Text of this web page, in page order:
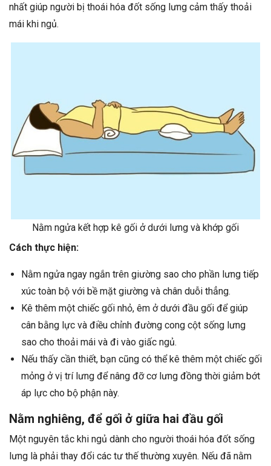
nhất giúp người bị thoái hóa đốt sống lưng cảm thấy thoải
mái khi ngủ.
Nằm ngửa kết hợp kê gối ở dưới lưng và khớp gối
Cách thực hiện:
Nằm ngửa ngay ngắn trên giường sao cho phần lưng tiếp
xúc toàn bộ với bề mặt giường và chân duỗi thẳng.
Kê thêm một chiếc gối nhỏ, êm ở dưới đầu gối để giúp
cân bằng lực và điều chỉnh đường cong cột sống lưng
sao cho thoải mái và đi vào giấc ngủ.
Nếu thấy cần thiết, bạn cũng có thể kê thêm một chiếc gối
mỏng ở vị trí lưng để nâng đỡ cơ lưng đồng thời giảm bớt
áp lực cho bộ phận này.
Nằm nghiêng, để gối ở giữa hai đầu gối
Một nguyên tắc khi ngủ dành cho người thoái hóa đốt sống
lưng là phải thay đổi các tư thế thường xuyên. Nếu đã nằm